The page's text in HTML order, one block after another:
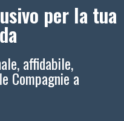
per la tua
affidabile,
Compagnie a